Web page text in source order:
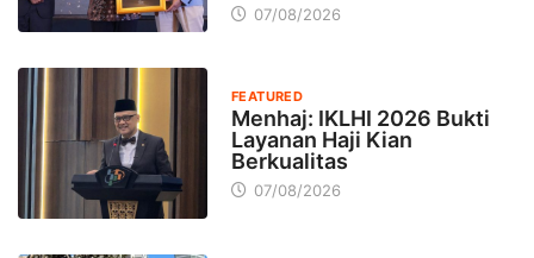
07/08/2026
FEATURED
Menhaj: IKLHI 2026 Bukti
Layanan Haji Kian
Berkualitas
07/08/2026